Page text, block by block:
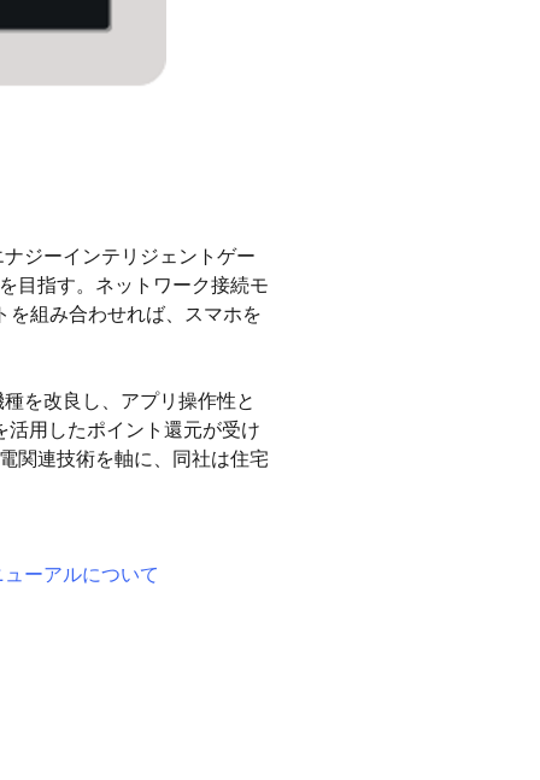
ジーインテリジェントゲー
目指す。ネットワーク接続モ
を組み合わせれば、スマホを
を改良し、アプリ操作性と
用したポイント還元が受け
関連技術を軸に、同社は住宅
ーアルについて